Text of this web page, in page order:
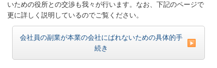
いための役所との交渉も我々が行います。なお、下記のページで
更に詳しく説明しているのでご覧ください。
会社員の副業が本業の会社にばれないための具体的手
続き